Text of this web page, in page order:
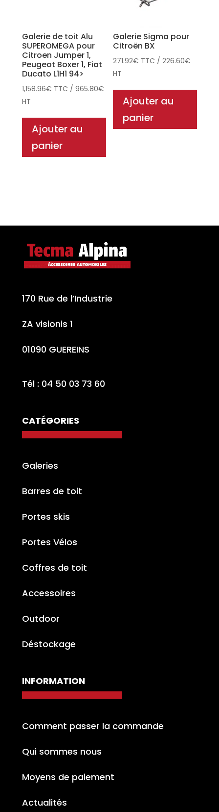
Galerie de toit Alu
SUPEROMEGA pour
Citroen Jumper 1,
Peugeot Boxer 1, Fiat
Ducato L1H1 94>
1,158.96€ TTC / 965.80€
HT
Ajouter au
panier
Galerie Sigma pour
Citroën BX
271.92€ TTC /226.60€
HT
Ajouter au
panier
170 Rue de l’Industrie
ZA visionis 1
01090 GUEREINS
Tél : 04 50 03 73 60
CATÉGORIES
Galeries
Barres de toit
Portes skis
Portes Vélos
Coffres de toit
Accessoires
Outdoor
Déstockage
INFORMATION
Comment passer la commande
Qui sommes nous
Moyens de paiement
Actualités